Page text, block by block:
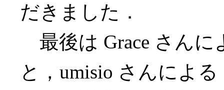
だきました．
最後は Grace さんに
と，umisio さんによ